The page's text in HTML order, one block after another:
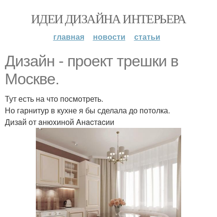
ИДЕИ ДИЗАЙНА ИНТЕРЬЕРА
главная новости статьи
Дизайн - проект трешки в
Москве.
Тут есть на что посмотреть.
Но гарнитур в кухне я бы сделала до потолка.
Дизaй от aнюxиной Aнacтacии